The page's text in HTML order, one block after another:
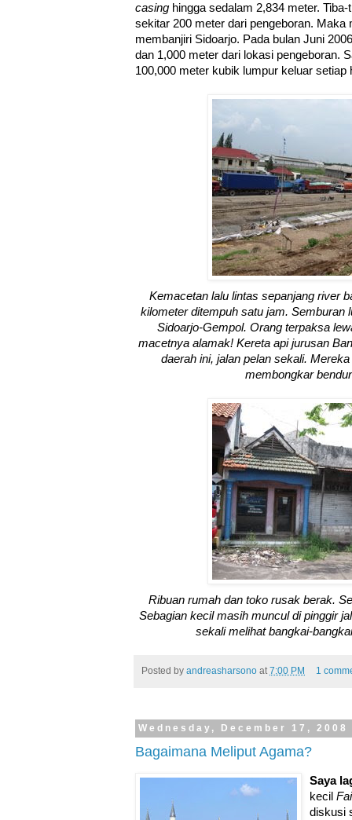
casing hingga sedalam 2,834 meter.
sekitar 200 meter dari pengeboran. Maka
membanjiri Sidoarjo. Pada bulan Juni
dan 1,000 meter dari lokasi pengeboran.
100,000 meter kubik lumpur keluar setiap
Kemacetan lalu lintas sepanjang river
kilometer ditempuh satu jam. Semburan
Sidoarjo-Gempol. Orang terpaksa
macetnya alamak! Kereta api jurusan
daerah ini, jalan pelan sekali.
membongkar
Ribuan rumah dan toko rusak berak.
Sebagian kecil masih muncul di pinggir
sekali melihat bangkai-
Posted by andreasharsono at 7:00 PM 1
Wednesday, December 17, 2008
Bagaimana Meliput Agama?
Saya
kecil
diskusi